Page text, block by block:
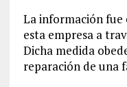
La información fue
esta empresa a
Dicha medida
reparación de una